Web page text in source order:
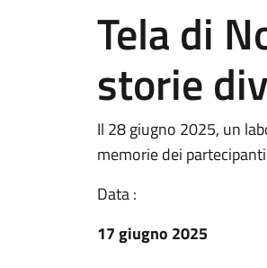
Tela di
storie
Il 28 giugno 2025, un
memorie dei
Data :
17 giugno 2025